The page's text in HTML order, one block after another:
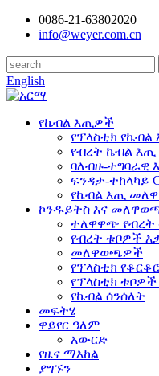
0086-21-63802020
info@weyer.com.cn
English
የኬብል እጢዎች
የፕላስቲክ የኬብል
የብረት ኬብል እጢ
ባለብዙ-ተግባራዊ
ፍንዳታ-ተከላካይ
የኬብል እጢ
ኮንዱይትስ እና
ተለዋዋጭ የብረት
የብረት ቱቦዎች
መለዋወጫዎች
የፕላስቲክ
የፕላስቲክ
የኬብል ሰንሰለት
መፍትሄ
ዋይየር ዓለም
አውርድ
የዜና ማእከል
ያግኙን